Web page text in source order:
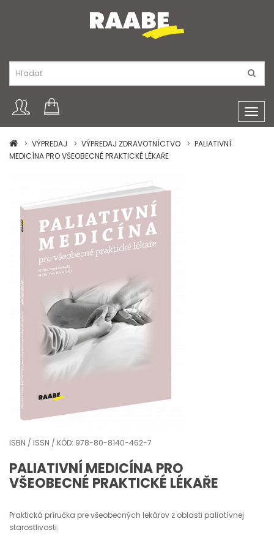
VÝPREDAJ
VÝPREDAJ ZDRAVOTNÍCTVO
PALIATIVNÍ
MEDICÍNA PRO VŠEOBECNÉ PRAKTICKÉ LÉKAŘE
ISBN / ISSN / KÓD: 978-80-8140-462-7
PALIATIVNÍ MEDICÍNA PRO
VŠEOBECNÉ PRAKTICKÉ LÉKAŘE
Praktická príručka pre všeobecných lekárov z oblasti paliatívnej
starostlivosti.